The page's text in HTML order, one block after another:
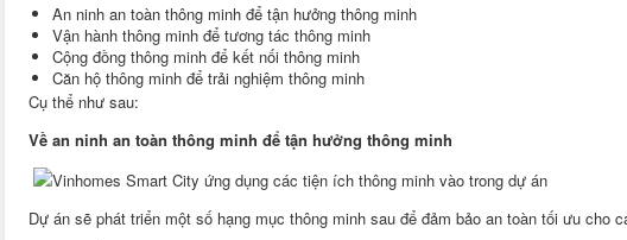
An ninh an toàn thông minh để tận hưởng thông minh
Vận hành thông minh để tương tác thông minh
Cộng đồng thông minh để kết nối thông minh
Căn hộ thông minh để trải nghiệm thông minh
Cụ thể như sau:
Về an ninh an toàn thông minh để tận hưởng thông minh
Dự án sẽ phát triển một số hạng mục thông minh sau để đảm bảo an toàn tối ưu cho